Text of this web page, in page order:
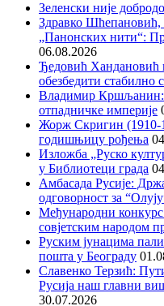
Зеленски није
Здравко Шћепановић,
„Панонских нити“:
06.08.2026
Ђедовић
обезбедити стабилно
Владимир Кршљанин:
отпадничке империје
Жорж Скригин (1910-
годишњицу рођења
Изложба „Руско
у Библиотеци града
Амбасада Русије:
одговорност за
Међународни
совјетским народом
Руским јунацима
пошта у Београду
Славенко Терзић:
Русија наш главни
30.07.2026